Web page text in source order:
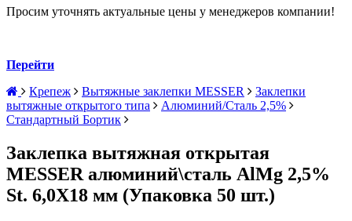
Просим уточнять актуальные цены у менеджеров компании!
Перейти
Крепеж
Вытяжные заклепки MESSER
Заклепки
вытяжные открытого типа
Алюминий/Сталь 2,5%
Стандартный Бортик
Заклепка вытяжная открытая
MESSER алюминий\сталь AlMg 2,5%
St. 6,0Х18 мм (Упаковка 50 шт.)